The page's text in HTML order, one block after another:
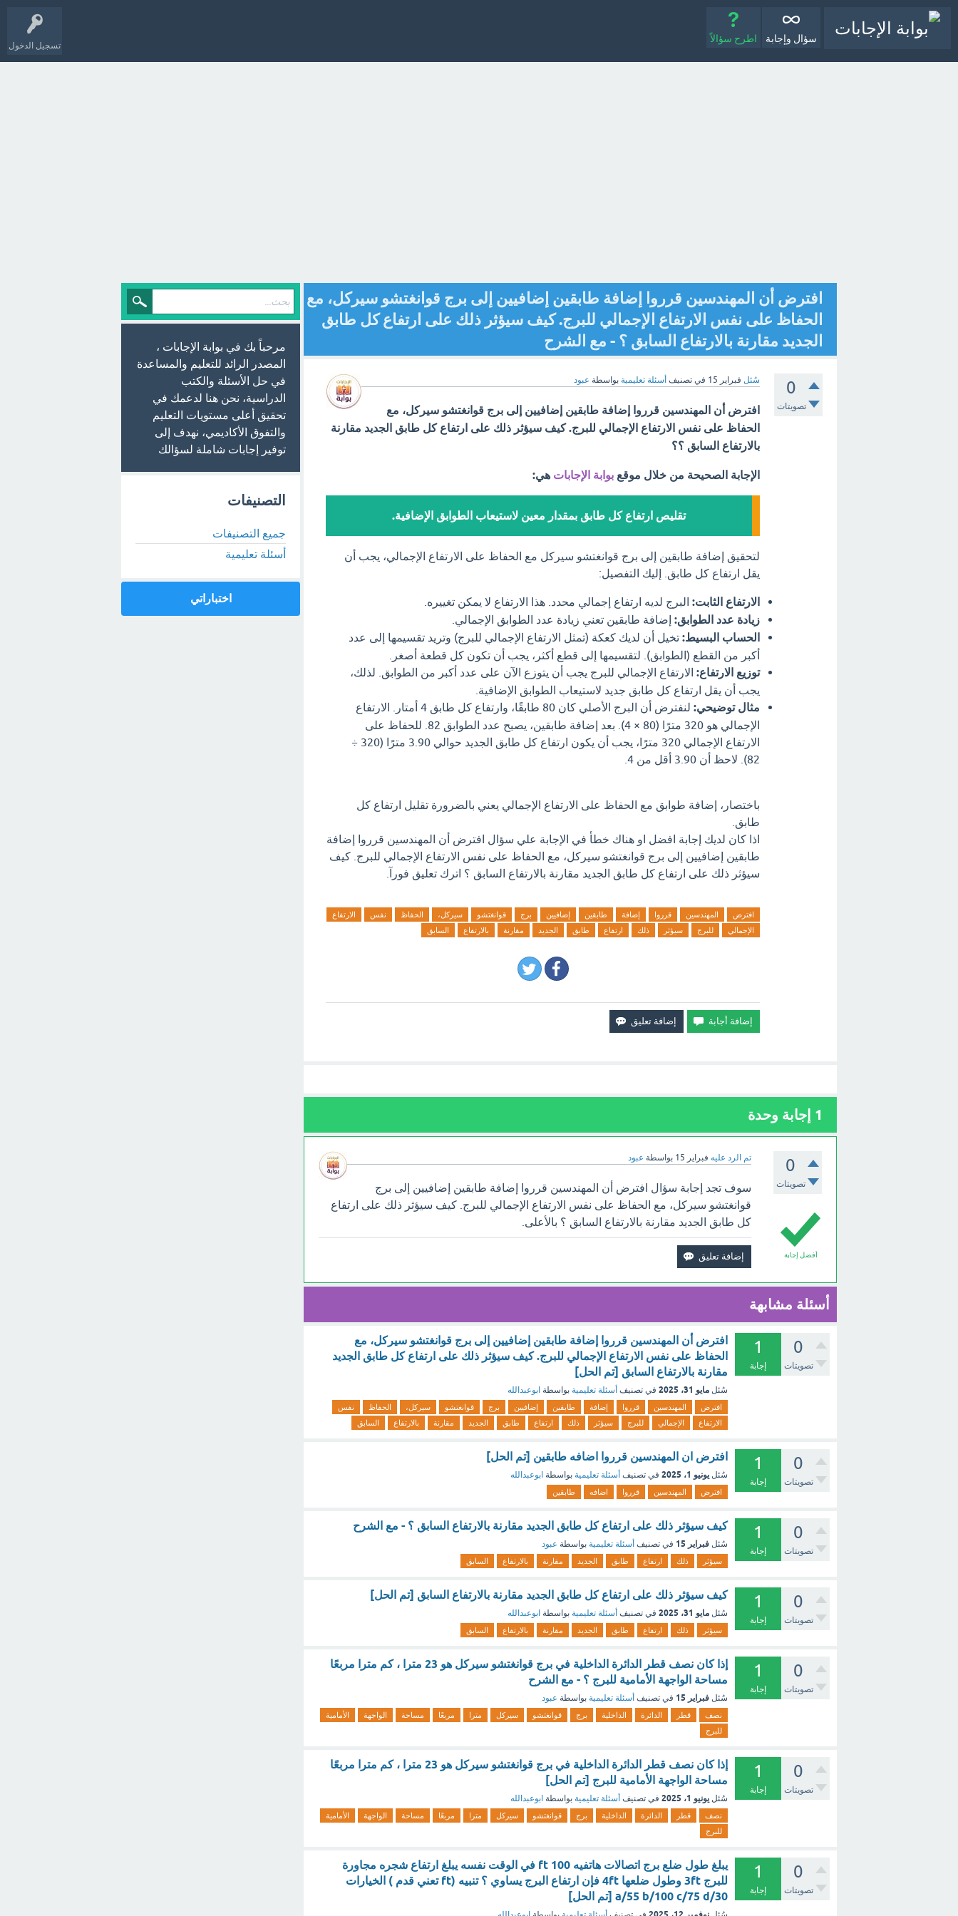
تسجيل الدخول
سؤال وإجابة اطرح سؤالاً
افترض أن المهندسين قرروا إضافة طابقين إضافيين إلى برج قوانغتشو سيركل، مع
الحفاظ على نفس الارتفاع الإجمالي للبرج. كيف سيؤثر ذلك على ارتفاع كل طابق
الجديد مقارنة بالارتفاع السابق ؟ - مع الشرح
0
تصويتات
سُئل فبراير 15 في تصنيف أسئلة تعليمية بواسطة عبود
افترض أن المهندسين قرروا إضافة طابقين إضافيين إلى برج قوانغتشو سيركل، مع
الحفاظ على نفس الارتفاع الإجمالي للبرج. كيف سيؤثر ذلك على ارتفاع كل طابق الجديد مقارنة
بالارتفاع السابق ؟؟
الإجابة الصحيحة من خلال موقع بوابة الإجابات هي:
تقليص ارتفاع كل طابق بمقدار معين لاستيعاب الطوابق الإضافية.
لتحقيق إضافة طابقين إلى برج قوانغتشو سيركل مع الحفاظ على الارتفاع الإجمالي، يجب أن
يقل ارتفاع كل طابق. إليك التفصيل:
الارتفاع الثابت: البرج لديه ارتفاع إجمالي محدد. هذا الارتفاع لا يمكن تغييره.
زيادة عدد الطوابق: إضافة طابقين تعني زيادة عدد الطوابق الإجمالي.
الحساب البسيط: تخيل أن لديك كعكة (تمثل الارتفاع الإجمالي للبرج) وتريد تقسيمها إلى عدد
أكبر من القطع (الطوابق). لتقسيمها إلى قطع أكثر، يجب أن تكون كل قطعة أصغر.
توزيع الارتفاع: الارتفاع الإجمالي للبرج يجب أن يتوزع الآن على عدد أكبر من الطوابق. لذلك،
يجب أن يقل ارتفاع كل طابق جديد لاستيعاب الطوابق الإضافية.
مثال توضيحي:
لنفترض أن البرج الأصلي كان 80 طابقًا، وارتفاع كل طابق 4 أمتار. الارتفاع
الإجمالي هو 320 مترًا (80 × 4). بعد إضافة طابقين، يصبح عدد الطوابق 82. للحفاظ على
الارتفاع الإجمالي 320 مترًا، يجب أن يكون ارتفاع كل طابق الجديد حوالي 3.90 مترًا (320 ÷
82). لاحظ أن 3.90 أقل من 4.
باختصار، إضافة طوابق مع الحفاظ على الارتفاع الإجمالي يعني بالضرورة تقليل ارتفاع كل
طابق.
اذا كان لديك إجابة افضل او هناك خطأ في الإجابة علي سؤال افترض أن المهندسين قرروا إضافة
طابقين إضافيين إلى برج قوانغتشو سيركل، مع الحفاظ على نفس الارتفاع الإجمالي للبرج. كيف
سيؤثر ذلك على ارتفاع كل طابق الجديد مقارنة بالارتفاع السابق ؟ اترك تعليق فورآ.
افترض المهندسين قرروا إضافة طابقين إضافيين برج قوانغتشو سيركل، الحفاظ نفس
الارتفاع
الإجمالي
للبرج سيؤثر ذلك ارتفاع طابق الجديد مقارنة بالارتفاع السابق
1 إجابة وحدة
0
تصويتات
تم الرد عليه فبراير 15 بواسطة عبود
أفضل إجابة
سوف تجد إجابة سؤال افترض أن المهندسين قرروا إضافة طابقين إضافيين إلى برج
قوانغتشو سيركل، مع الحفاظ على نفس الارتفاع الإجمالي للبرج. كيف سيؤثر ذلك على ارتفاع
كل طابق الجديد مقارنة بالارتفاع السابق ؟ بالأعلى.
أسئلة مشابهة
0
تصويتات
1
إجابة
افترض أن المهندسين قرروا إضافة طابقين إضافيين إلى برج قوانغتشو سيركل، مع
الحفاظ على نفس الارتفاع الإجمالي للبرج. كيف سيؤثر ذلك على ارتفاع كل طابق الجديد
مقارنة بالارتفاع السابق [تم الحل]
سُئل مايو 31، 2025 في تصنيف أسئلة تعليمية بواسطة ابوعبدالله
افترض المهندسين قرروا إضافة طابقين إضافيين برج قوانغتشو سيركل، الحفاظ
نفس
الارتفاع
الإجمالي للبرج سيؤثر ذلك ارتفاع طابق الجديد مقارنة بالارتفاع السابق
0
تصويتات
1
إجابة
افترض ان المهندسين قرروا اضافه طابقين [تم الحل]
سُئل يونيو 1، 2025 في تصنيف أسئلة تعليمية بواسطة ابوعبدالله
افترض المهندسين قرروا اضافه طابقين
0
تصويتات
1
إجابة
كيف سيؤثر ذلك على ارتفاع كل طابق الجديد مقارنة بالارتفاع السابق ؟ - مع الشرح
سُئل فبراير 15 في تصنيف أسئلة تعليمية بواسطة عبود
سيؤثر ذلك ارتفاع طابق الجديد مقارنة بالارتفاع السابق
0
تصويتات
1
إجابة
كيف سيؤثر ذلك على ارتفاع كل طابق الجديد مقارنة بالارتفاع السابق [تم الحل]
سُئل مايو 31، 2025 في تصنيف أسئلة تعليمية بواسطة ابوعبدالله
سيؤثر ذلك ارتفاع طابق الجديد مقارنة بالارتفاع السابق
0
تصويتات
1
إجابة
إذا كان نصف قطر الدائرة الداخلية في برج قوانغتشو سيركل هو 23 مترا ، كم مترا مربعًا
مساحة الواجهة الأمامية للبرج ؟ - مع الشرح
سُئل فبراير 15 في تصنيف أسئلة تعليمية بواسطة عبود
نصف قطر الدائرة الداخلية برج قوانغتشو سيركل مترا مربعًا مساحة الواجهة
الأمامية
للبرج
0
تصويتات
1
إجابة
إذا كان نصف قطر الدائرة الداخلية في برج قوانغتشو سيركل هو 23 مترا ، كم مترا مربعًا
مساحة الواجهة الأمامية للبرج [تم الحل]
سُئل يونيو 1، 2025 في تصنيف أسئلة تعليمية بواسطة ابوعبدالله
نصف قطر الدائرة الداخلية برج قوانغتشو سيركل مترا مربعًا مساحة الواجهة
الأمامية
للبرج
0
تصويتات
1
إجابة
يبلغ طول ضلع برج اتصالات هاتفيه 100 ft في الوقت نفسه يبلغ ارتفاع شجره مجاورة
للبرج 3ft وطول ضلعها 4ft فإن ارتفاع البرج يساوي ؟ تنبيه (ft تعني قدم ) الخيارات
a/55 b/100 c/75 d/30 [تم الحل]
مرحباً بك في بوابة الإجابات ،
المصدر الرائد للتعليم والمساعدة
في حل الأسئلة والكتب
الدراسية، نحن هنا لدعمك في
تحقيق أعلى مستويات التعليم
والتفوق الأكاديمي، نهدف إلى
توفير إجابات شاملة لسؤالك
التصنيفات
جميع التصنيفات
أسئلة تعليمية
اختباراتي